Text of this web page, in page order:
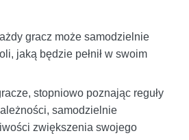
gracz może samodzielnie
jaką będzie pełnił w swoim
stopniowo poznając reguły
samodzielnie
zwiększenia swojego